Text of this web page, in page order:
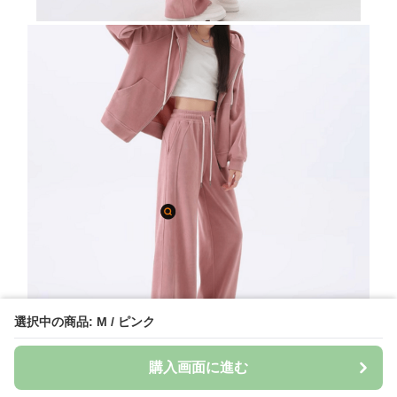
選択中の商品: M / ピンク
購入画面に進む